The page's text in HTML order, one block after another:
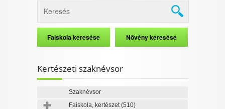
Kertészeti szaknévsor
Szaknévsor
Faiskola, kertészet(510)